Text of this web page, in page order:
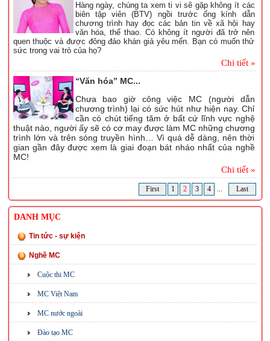
Hàng ngày, chúng ta xem ti vi sẽ gặp không ít các
biên tập viên (BTV) ngồi trước ống kính dẫn
chương trình hay đọc các bản tin về xã hội hay
văn hóa, thể thao. Có không ít người đã trở nên
quen thuộc và được đông đảo khán giả yêu mến. Bạn có muốn thử
sức trong vai trò của họ?
Chi tiết »
“Văn hóa” MC...
Chưa bao giờ công việc MC (người dẫn
chương trình) lại có sức hút như hiện nay. Chỉ
cần có chút tiếng tăm ở bất cứ lĩnh vực nghệ
thuật nào, người ấy sẽ có cơ may được làm MC những chương
trình lớn và trên sóng truyền hình… Vì quá dễ dàng, nên thời
gian gần đây được xem là giai đoạn bát nháo nhất của nghề
MC!
Chi tiết »
First 1 2 3 4 ... Last
DANH MỤC
Tin tức - sự kiện
Nghề MC
Cuộc thi MC
MC Việt Nam
MC nước ngoài
Đào tạo MC